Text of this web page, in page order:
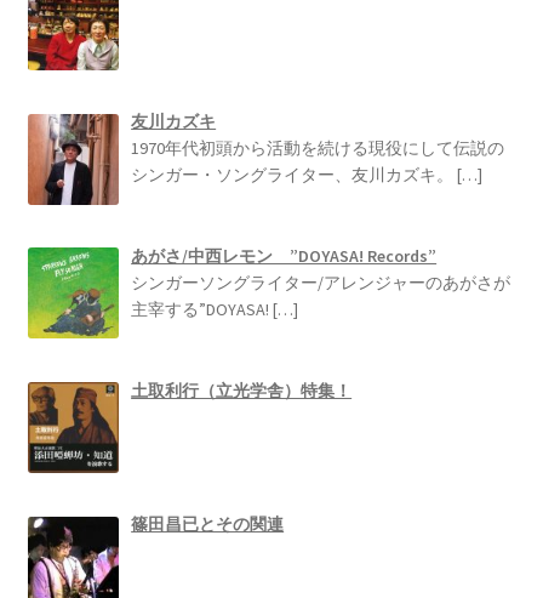
友川カズキ
1970年代初頭から活動を続ける現役にして伝説の
シンガー・ソングライター、友川カズキ。[…]
あがさ/中西レモン ”DOYASA! Records”
シンガーソングライター/アレンジャーのあがさが
主宰する”DOYASA![…]
土取利行（立光学舎）特集！
篠田昌已とその関連